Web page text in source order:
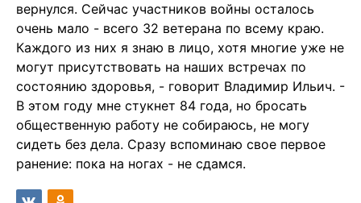
вернулся. Сейчас участников войны осталось
очень мало - всего 32 ветерана по всему краю.
Каждого из них я знаю в лицо, хотя многие уже не
могут присутствовать на наших встречах по
состоянию здоровья, - говорит Владимир Ильич. -
В этом году мне стукнет 84 года, но бросать
общественную работу не собираюсь, не могу
сидеть без дела. Сразу вспоминаю свое первое
ранение: пока на ногах - не сдамся.